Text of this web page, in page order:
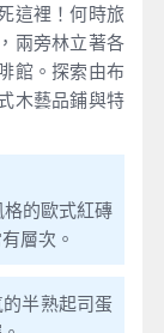
這裡！何時旅
兩旁林立著各
館。探索由布
木藝品鋪與特
的歐式紅磚
層次。
半熟起司蛋